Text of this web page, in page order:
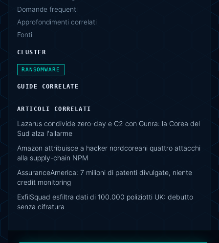
Domande frequenti
Approfondimenti correlati
Fonti
CLUSTER
RANSOMWARE
GUIDE CORRELATE
ARTICOLI CORRELATI
Lazarus condivide zero-day e C2 con Gunra: la Corea del
Sud alza l'allarme
Amazon attribuisce a hacker nordcoreani quattro attacchi
alla supply-chain NPM
AssuranceAmerica: 7 milioni di patenti divulgate, niente
credit monitoring
ExfilSquad esfiltra dati di 100.000 poliziotti UK: debutto
senza cifratura